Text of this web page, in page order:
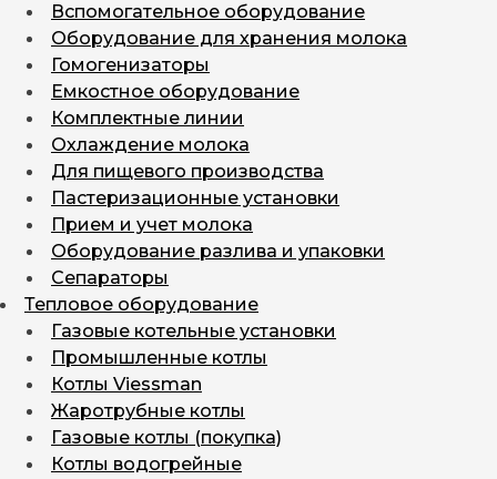
Вспомогательное оборудование
Оборудование для хранения молока
Гомогенизаторы
Емкостное оборудование
Комплектные линии
Охлаждение молока
Для пищевого производства
Пастеризационные установки
Прием и учет молока
Оборудование разлива и упаковки
Сепараторы
Тепловое оборудование
Газовые котельные установки
Промышленные котлы
Котлы Viessman
Жаротрубные котлы
Газовые котлы (покупка)
Котлы водогрейные